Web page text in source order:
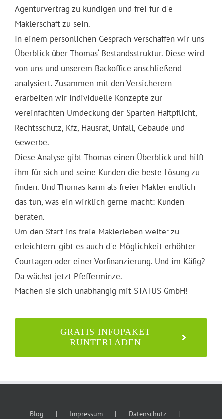
Agenturvertrag zu kündigen und frei für die
Maklerschaft zu sein.
In einem persönlichen Gespräch verschaffen wir uns
Überblick über Thomas‘ Bestandsstruktur. Diese wird
von uns und unserem Backoffice anschließend
analysiert. Zusammen mit den Versicherern
erarbeiten wir individuelle Konzepte zur
vereinfachten Umdeckung der Sparten Haftpflicht,
Rechtsschutz, Kfz, Hausrat, Unfall, Gebäude und
Gewerbe.
Diese Analyse gibt Thomas einen Überblick und hilft
ihm für sich und seine Kunden die beste Lösung zu
finden. Und Thomas kann als freier Makler endlich
das tun, was ein wirklich gerne macht: Kunden
beraten.
Um den Start ins freie Maklerleben weiter zu
erleichtern, gibt es auch die Möglichkeit erhöhter
Courtagen oder einer Vorfinanzierung. Und im Käfig?
Da wächst jetzt Pfefferminze.
Machen sie sich unabhängig mit STATUS GmbH!
GRATIS INFOPAKET
RUNTERLADEN
Blog Impressum Datenschutz